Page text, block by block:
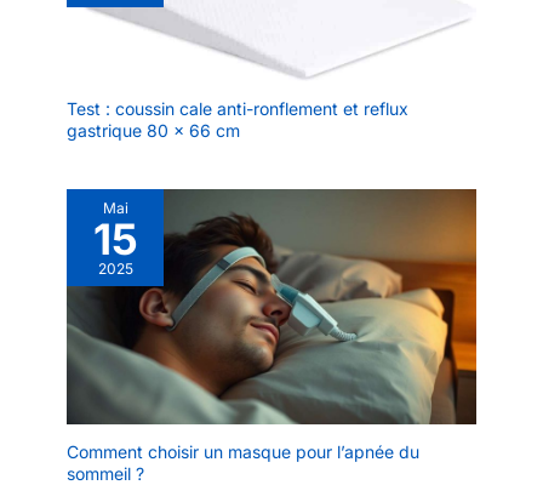
Test : coussin cale anti-ronflement et reflux
gastrique 80 x 66 cm
Mai
15
2025
Comment choisir un masque pour l’apnée du
sommeil ?